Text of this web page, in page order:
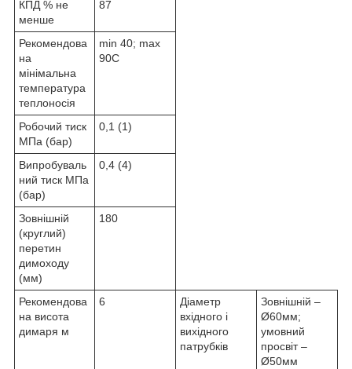
КПД % не
менше
87
Рекомендова
на
мінімальна
температура
теплоносія
min 40; max
90C
Робочий тиск
МПа (бар)
0,1 (1)
Випробуваль
ний тиск МПа
(бар)
0,4 (4)
Зовнішній
(круглий)
перетин
димоходу
(мм)
180
Рекомендова
на висота
димаря м
6
Діаметр
вхідного і
вихідного
патрубків
Зовнішній –
Ø60мм;
умовний
просвіт –
Ø50мм